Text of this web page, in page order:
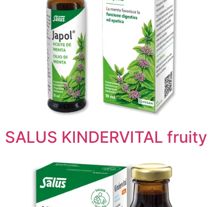
SALUS KINDERVITAL fruity